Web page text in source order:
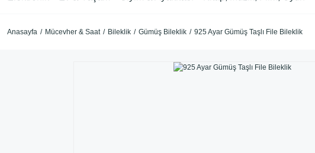
Anasayfa Mücevher & Saat Bileklik Gümüş Bileklik 925 Ayar Gümüş Taşlı File Bileklik